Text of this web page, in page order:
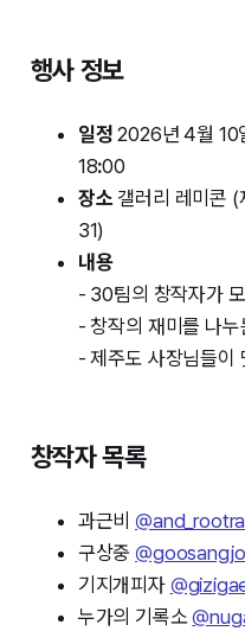
행사 정보
일정 2026년 4월 10
18:00
장소 갤러리 레미콘 (
31)
내용
- 30팀의 창작자가
- 창작의 재미를 나
- 제주도 사장님들이
창작자 목록
과근비
구상중
기지개피자
누가의 기록소